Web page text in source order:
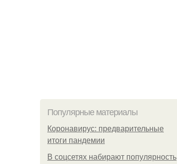
Популярные материалы
Коронавирус: предварительные
итоги пандемии
В соцсетях набирают популярность